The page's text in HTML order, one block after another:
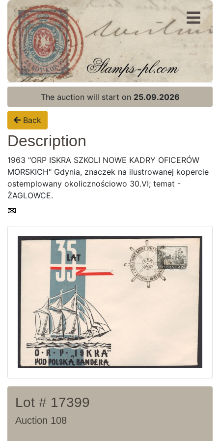
Register
Login
Current auction
Recent result
Regulation
Contact
The auction will start on 25.09.2026
Back
Description
1963 "ORP ISKRA SZKOLI NOWE KADRY OFICERÓW
MORSKICH" Gdynia, znaczek na ilustrowanej kopercie
ostemplowany okolicznościowo 30.VI; temat -
ŻAGLOWCE.
Lot # 17399
Auction 108